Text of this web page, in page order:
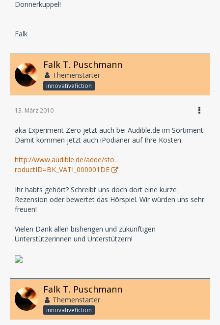
Donnerkuppel!
Falk
Falk T. Puschmann
Themenstarter
innovativefiction
13. März 2010
aka Experiment Zero jetzt auch bei Audible.de im Sortiment.
Damit kommen jetzt auch iPodianer auf Ihre Kosten.
http://www.audible.de/adde/sto…
roductID=BK_VATI_000001DE
Ihr habts gehört? Schreibt uns doch dort eine kurze
Rezension oder bewertet das Hörspiel. Wir würden uns sehr
freuen!
Vielen Dank allen bisherigen und zukünftigen
Unterstützerinnen und Unterstützern!
Falk T. Puschmann
Themenstarter
innovativefiction